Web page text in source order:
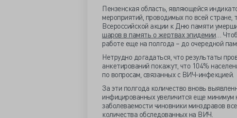
Пензенская область, являющейся
мероприятий, проводимых по всей
Всероссийской акции к Дню памяти
шаров в память о жертвах эпидемии…
работе еще на полгода – до очередной
Нетрудно догадаться, что результаты
анкетирований покажут, что 104%
по вопросам, связанных с ВИЧ-инфекцией.
За эти полгода количество вновь
инфицированных увеличится еще минимум
заболеваемости чиновники минздравов
количества обследованных на ВИЧ.